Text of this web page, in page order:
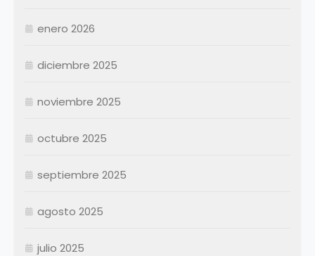
Junio
Agosto
Noviembre
Resumen Permanentes
Junio
Agosto
Noviembre
Resumen Permanentes
enero 2026
diciembre 2025
noviembre 2025
octubre 2025
septiembre 2025
agosto 2025
julio 2025